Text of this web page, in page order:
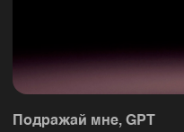
Подражай мне, GPT